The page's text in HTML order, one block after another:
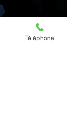
Téléphone